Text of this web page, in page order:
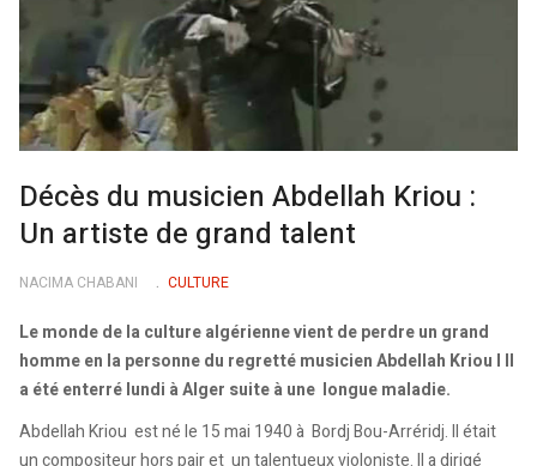
Décès du musicien Abdellah Kriou :
Un artiste de grand talent
NACIMA CHABANI CULTURE
Le monde de la culture algérienne vient de perdre un grand
homme en la personne du regretté musicien Abdellah Kriou l Il
a été enterré lundi à Alger suite à une longue maladie.
Abdellah Kriou est né le 15 mai 1940 à Bordj Bou-Arréridj. Il était
un compositeur hors pair et un talentueux violoniste. Il a dirigé